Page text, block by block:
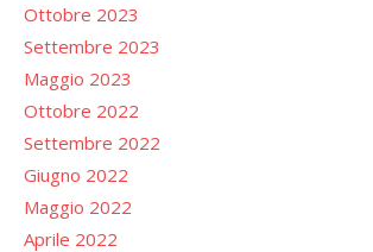
Ottobre 2023
Settembre 2023
Maggio 2023
Ottobre 2022
Settembre 2022
Giugno 2022
Maggio 2022
Aprile 2022